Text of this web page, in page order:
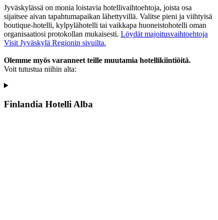
Jyväskylässä on monia loistavia hotellivaihtoehtoja, joista osa
sijaitsee aivan tapahtumapaikan lähettyvillä. Valitse pieni ja viihtyisä
boutique-hotelli, kylpylähotelli tai vaikkapa huoneistohotelli oman
organisaatiosi protokollan mukaisesti. Löydät majoitusvaihtoehtoja
Visit Jyväskylä Regionin sivuilta.
Olemme myös varanneet teille muutamia hotellikiintiöitä.
Voit tutustua niihin alta:
Finlandia Hotelli Alba